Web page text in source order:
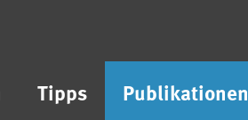
Tipps Publikationen